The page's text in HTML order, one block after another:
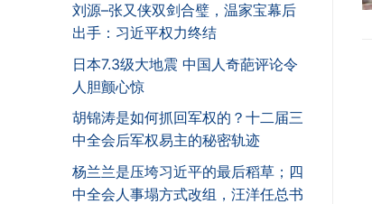
刘源–张又侠双剑合璧，温家宝幕后
出手：习近平权力终结
日本7.3级大地震 中国人奇葩评论令
人胆颤心惊
胡锦涛是如何抓回军权的？十二届三
中全会后军权易主的秘密轨迹
杨兰兰是压垮习近平的最后稻草；四
中全会人事塌方式改组，汪洋任总书